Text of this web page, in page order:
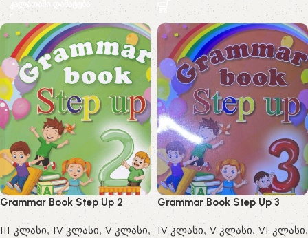
კალათაში დამატება
Grammar Book Step Up 2
III კლასი,IV კლასი,V კლასი,
Grammar Book Step Up 3
IV კლასი,V კლასი,VI კლასი,